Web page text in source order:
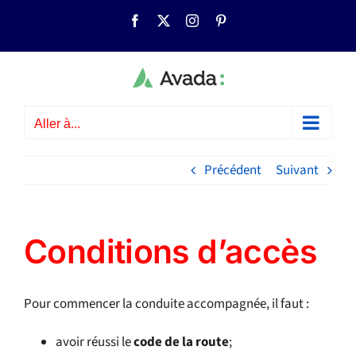
contenu
Facebook Instagram
Aller à...
Précédent Suivant
Conditions d’accès
Pour commencer la conduite accompagnée, il faut :
avoir réussi lecode de la route;